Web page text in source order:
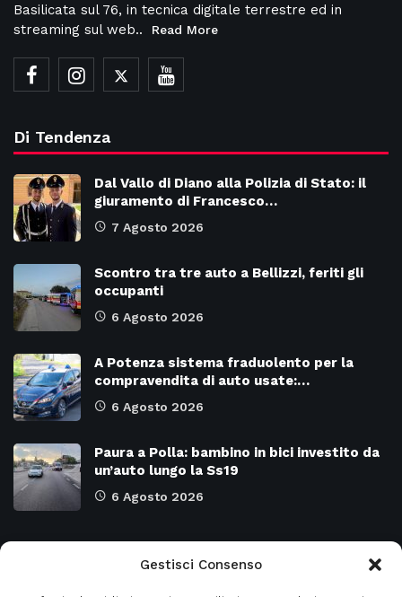
Gestisci Consenso
Basilicata sul 76, in tecnica digitale terrestre ed in
streaming sul web..
Read More
Di Tendenza
Dal Vallo di Diano alla Polizia di Stato: il
giuramento di Francesco…
7 Agosto 2026
Scontro tra tre auto a Bellizzi, feriti gli
occupanti
6 Agosto 2026
A Potenza sistema fraduolento per la
compravendita di auto usate:…
6 Agosto 2026
Paura a Polla: bambino in bici investito da
un’auto lungo la Ss19
6 Agosto 2026